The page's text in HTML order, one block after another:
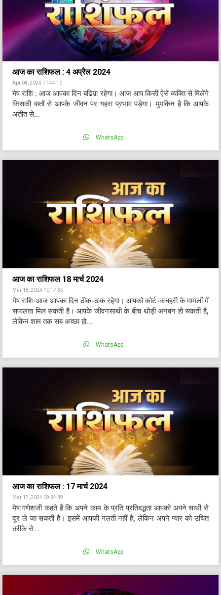
आज का राशिफल : 4 अप्रैल 2024
Apr 04, 2024 11:44:10
मेष राशि : आज आपका दिन बढिय़ा रहेगा। आज आप किसी ऐसे व्यक्ति से मिलेंगे
जिसकी बातों से आपके जीवन पर गहरा प्रभाव पड़ेगा। मुमकिन है कि आपके
अतीत से...
WhatsApp
आज का राशिफल 18 मार्च 2024
Mar 18, 2024 10:17:35
मेष राशि-आज आपका दिन ठीक-ठाक रहेगा। आपको कोर्ट-कचहरी के मामलों में
सफलता मिल सकती है। आपके जीवनसाथी के बीच थोड़ी अनबन हो सकती है,
लेकिन शाम तक सब अच्छा हो...
WhatsApp
आज का राशिफल : 17 मार्च 2024
Mar 17, 2024 09:34:39
मेष:गणेशजी कहते हैं कि अपने काम के प्रति प्रतिबद्धता आपको अपने साथी से
दूर ले जा सकती है। इसमें आपकी गलती नहीं है, लेकिन अपने प्यार को उचित
तरीके से...
WhatsApp